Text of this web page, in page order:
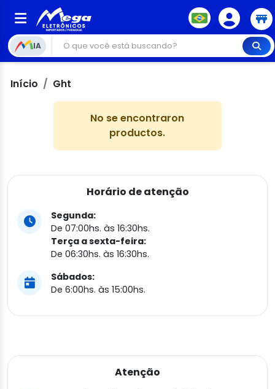
IA
Início Ght
No se encontraron
productos.
Horário de atenção
Segunda:
De 07:00hs. às 16:30hs.
Terça a sexta-feira:
De 06:30hs. às 16:30hs.
Sábados:
De 6:00hs. às 15:00hs.
Atenção